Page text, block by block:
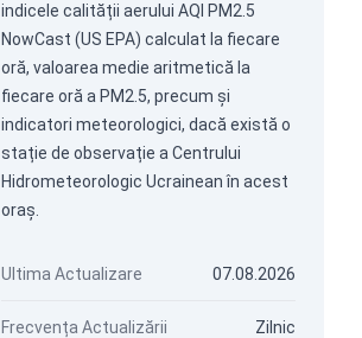
indicele calității aerului AQI PM2.5
NowCast (US EPA) calculat la fiecare
oră, valoarea medie aritmetică la
fiecare oră a PM2.5, precum și
indicatori meteorologici, dacă există o
stație de observație a Centrului
Hidrometeorologic Ucrainean în acest
oraș.
Ultima Actualizare 07.08.2026
Frecvența Actualizării Zilnic